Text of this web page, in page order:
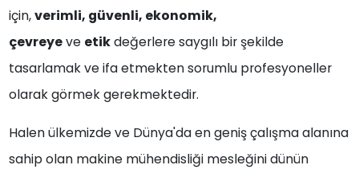
için,verimli, güvenli, ekonomik,
çevreyeve etikdeğerlere saygılı bir şekilde
tasarlamak ve ifa etmekten sorumlu profesyoneller
olarak görmek gerekmektedir.
Halen ülkemizde ve Dünya'da en geniş çalışma alanına
sahip olan makine mühendisliği mesleğini dünün